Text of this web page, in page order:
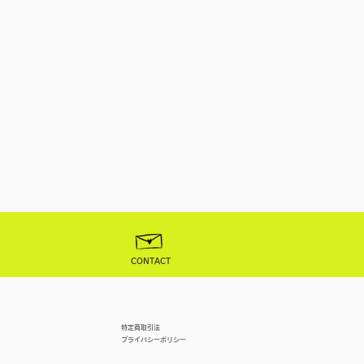
CONTACT
特定商取引法
プライバシーポリシー